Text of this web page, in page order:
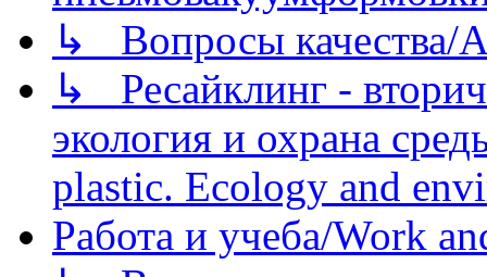
↳ Вопросы качества/
↳ Ресайклинг -
экология и охрана
plastic. Ecology and
Работа и учеба/Work